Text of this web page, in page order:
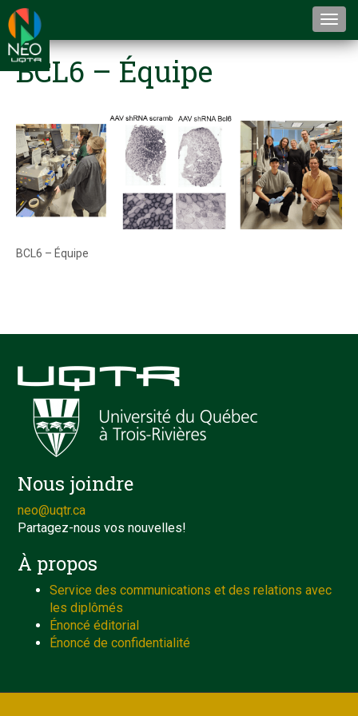
BCL6 – Équipe
BCL6 – Équipe
Nous joindre
neo@uqtr.ca
Partagez-nous vos nouvelles!
À propos
Service des communications et des relations avec
les diplômés
Énoncé éditorial
Énoncé de confidentialité